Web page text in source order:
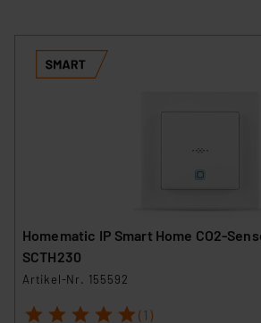
Homematic IP Smart Home CO2-
SCTH230
Artikel-Nr. 155592
1 2 3 4 5 (1)